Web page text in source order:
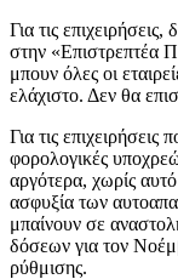
Για τις
στην «Επιστρεπτέα
μπουν όλες οι
ελάχιστο. Δεν θα
Για τις επιχειρήσεις
φορολογικές
αργότερα, χωρίς
ασφυξία των
μπαίνουν σε
δόσεων για τον
ρύθμισης.